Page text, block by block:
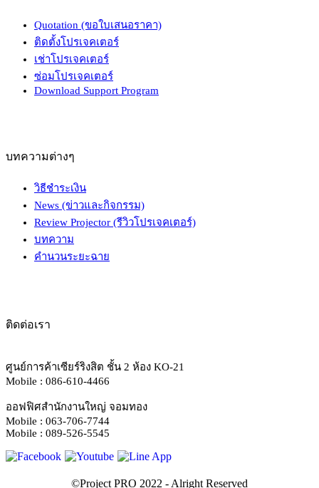
Quotation (ขอใบเสนอราคา)
ติดตั้งโปรเจคเตอร์
เช่าโปรเจคเตอร์
ซ่อมโปรเจคเตอร์
Download Support Program
บทความต่างๆ
วิธีชำระเงิน
News (ข่าวและกิจกรรม)
Review Projector (รีวิวโปรเจคเตอร์)
บทความ
คำนวนระยะฉาย
ติดต่อเรา
ศูนย์การค้าเซียร์ริงสิต ชั้น 2 ห้อง KO-21
Mobile : 086-610-4466
ออฟฟิศสำนักงานใหญ่ จอมทอง
Mobile : 063-706-7744
Mobile : 089-526-5545